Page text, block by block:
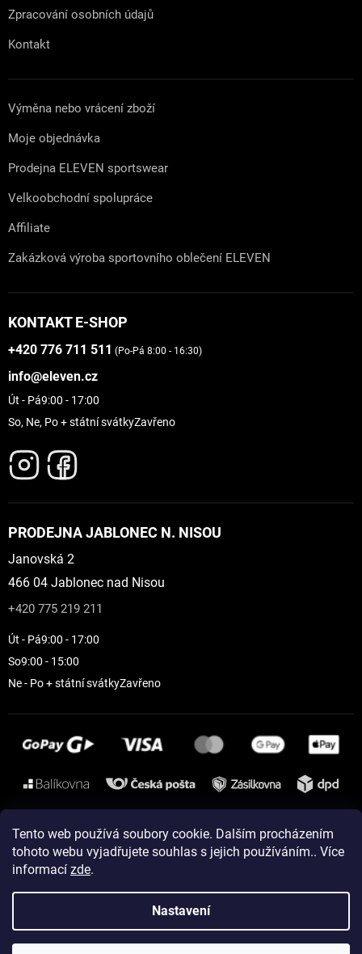
Tento web používá soubory cookie. Dalším procházením
tohoto webu vyjadřujete souhlas s jejich používáním.. Více
informací zde.
Nastavení
Zpracování osobních údajů
Kontakt
Výměna nebo vrácení zboží
Moje objednávka
Prodejna ELEVEN sportswear
Velkoobchodní spolupráce
Affiliate
Zakázková výroba sportovního oblečení ELEVEN
KONTAKT E-SHOP
+420 776 711 511 (Po-Pá 8:00 - 16:30)
info@eleven.cz
Út - Pá9:00 - 17:00
So, Ne, Po + státní svátkyZavřeno
PRODEJNA JABLONEC N. NISOU
Janovská 2
466 04 Jablonec nad Nisou
+420 775 219 211
Út - Pá9:00 - 17:00
So9:00 - 15:00
Ne - Po + státní svátkyZavřeno
Instagram
Vytvořil Shoptet
Copyright 2026ELEVEN sportswear. Všechna práva vyhrazena.